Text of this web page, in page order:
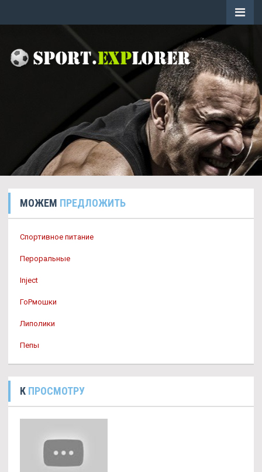
МОЖЕМ ПРЕДЛОЖИТЬ
Спортивное питание
Пероральные
Inject
ГоРмошки
Липолики
Пепы
К ПРОСМОТРУ